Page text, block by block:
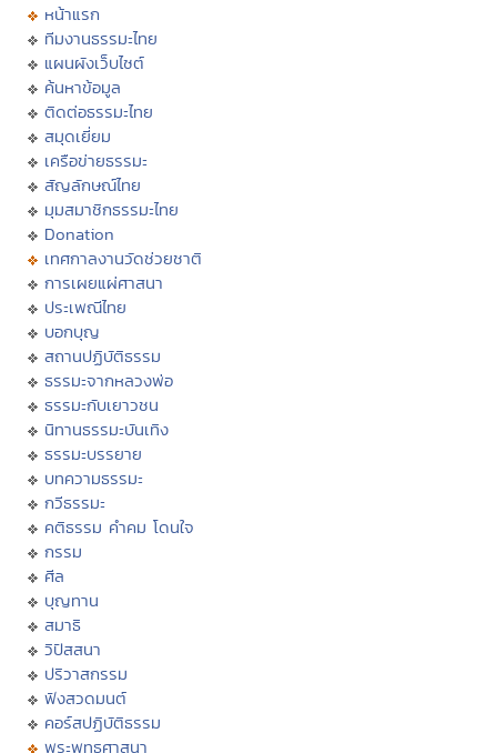
หน้าแรก
ทีมงานธรรมะไทย
แผนผังเว็บไซต์
ค้นหาข้อมูล
ติดต่อธรรมะไทย
สมุดเยี่ยม
เครือข่ายธรรมะ
สัญลักษณ์ไทย
มุมสมาชิกธรรมะไทย
Donation
เทศกาลงานวัดช่วยชาติ
การเผยแผ่ศาสนา
ประเพณีไทย
บอกบุญ
สถานปฏิบัติธรรม
ธรรมะจากหลวงพ่อ
ธรรมะกับเยาวชน
นิทานธรรมะบันเทิง
ธรรมะบรรยาย
บทความธรรมะ
กวีธรรมะ
คติธรรม คำคม โดนใจ
กรรม
ศีล
บุญทาน
สมาธิ
วิปัสสนา
ปริวาสกรรม
ฟังสวดมนต์
คอร์สปฏิบัติธรรม
พระพุทธศาสนา